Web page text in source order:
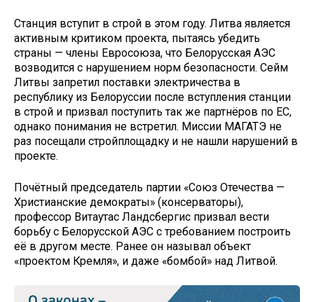
Станция вступит в строй в этом году. Литва является
активным критиком проекта, пытаясь убедить
страны — члены Евросоюза, что Белорусская АЭС
возводится с нарушением норм безопасности. Сейм
Литвы запретил поставки электричества в
республику из Белоруссии после вступления станции
в строй и призвал поступить так же партнёров по ЕС,
однако понимания не встретил. Миссии МАГАТЭ не
раз посещали стройплощадку и не нашли нарушений в
проекте.
Почётный председатель партии «Союз Отечества —
Христианские демократы» (консерваторы),
профессор Витаутас Ландсбергис призвал вести
борьбу с Белорусской АЭС с требованием построить
её в другом месте. Ранее он называл объект
«проектом Кремля», и даже «бомбой» над Литвой.